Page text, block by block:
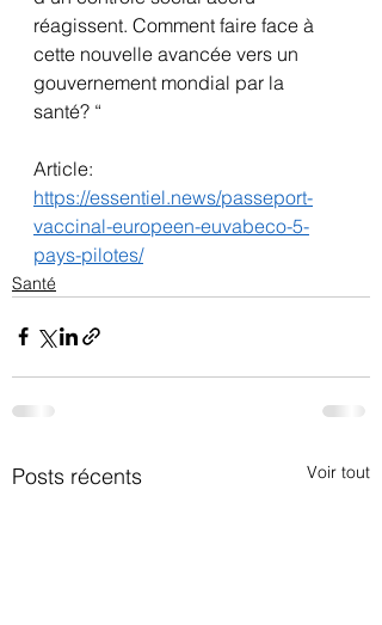
réagissent. Comment faire face à
cette nouvelle avancée vers un
gouvernement mondial par la
santé? “
Article:
https://essentiel.news/passeport-
vaccinal-europeen-euvabeco-5-
pays-pilotes/
Santé
Posts récents Voir tout